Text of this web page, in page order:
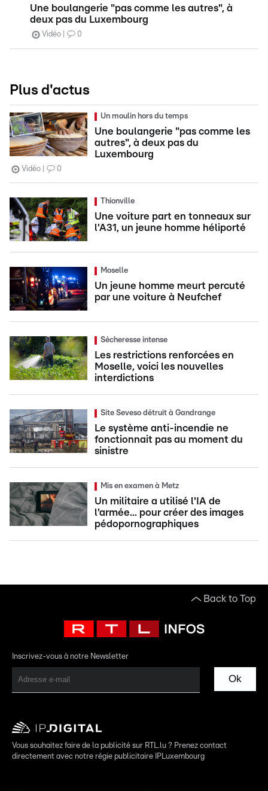
Une boulangerie "pas comme les autres", à
deux pas du Luxembourg
Vidéo 0
Plus d'actus
Un moulin hors du temps
Une boulangerie "pas comme les
autres", à deux pas du
Luxembourg
Vidéo 0
Thionville
Une voiture part en tonneaux sur
l'A31, un jeune homme héliporté
Moselle
Un jeune homme meurt percuté
par une voiture à Neufchef
Sécheresse intense
Les restrictions renforcées en
Moselle, voici les nouvelles
interdictions
Site Seveso détruit à Gandrange
Le système anti-incendie ne
fonctionnait pas au moment du
sinistre
Mis en examen à Metz
Un militaire a utilisé l'IA de
l'armée... pour créer des images
pédopornographiques
Back to Top
Inscrivez-vous à notre Newsletter
Ok
Vous souhaitez faire de la publicité sur RTL.lu ? Prenez contact
directement avec notre régie publicitaire IPLuxembourg